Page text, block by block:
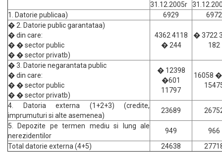
31.12.2005r
1. Datorie publicaa)
6929
6972
� 2. Datorie public garantataa)
� din care:
� � sector public
� � sector privatb)
4362 4118
� 244
� 3722
182
� 3. Datorie negarantata public
� din care:
� � sector public
� � sector privatb)
� 12398
�601
11797
16058
4. Datoria externa (1+2+3) (credite,
imprumuturi si alte asemenea)
23689
5. Depozite pe termen mediu si lung ale
nerezidentilor
949
966
Total datorie externa (4+5)
24638